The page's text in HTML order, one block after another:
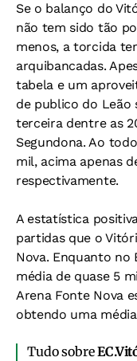
Se o balanço do
não tem sido tão
menos, a torcida
arquibancadas.
tabela e um
de publico do Leão
terceira dentre as
Segundona. Ao
mil, acima apenas
respectivamente.
A estatística
partidas que o
Nova. Enquanto no
média de quase 5
Arena Fonte Nova
obtendo uma
Tudo sobre